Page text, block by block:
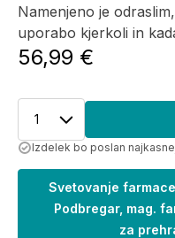
Namenjeno je
uporabo kjerkoli in
56,99 €
1
Izdelek bo poslan
Svetovanje
Podbregar, mag.
za